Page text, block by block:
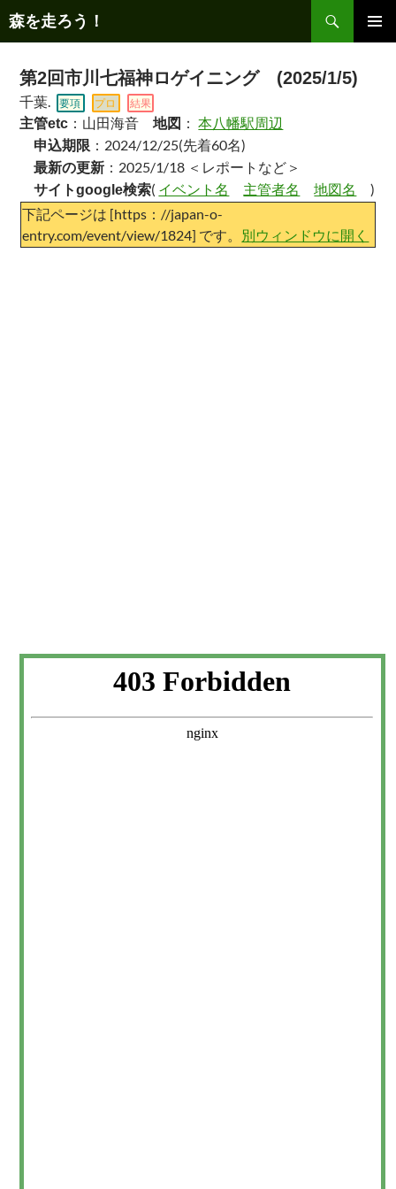
ン
森を走ろう！
検
索
第2回市川七福神ロゲイニング (2025/1/5)
千葉. 要項 プロ 結果
主管etc ：山田海音 地図 ：本八幡駅周辺
申込期限 ：2024/12/25(先着60名)
最新の更新 ：2025/1/18 ＜レポートなど＞
サイトgoogle検索( イベント名 主管者名 地図名
)
下記ページは [https：//japan-o-
entry.com/event/view/1824] です。 別ウィンドウに開く